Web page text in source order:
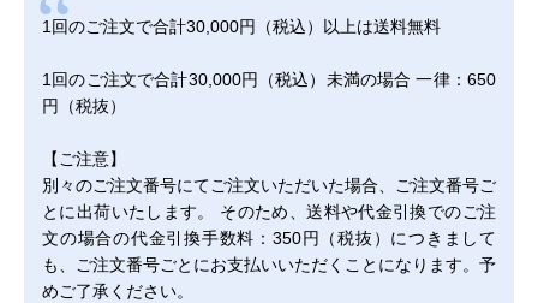
1回のご注文で合計30,000円（税込）以上は送料無料
1回のご注文で合計30,000円（税込）未満の場合 一律：650
円（税抜）
【ご注意】
別々のご注文番号にてご注文いただいた場合、ご注文番号ご
とに出荷いたします。 そのため、送料や代金引換でのご注
文の場合の代金引換手数料：350円（税抜）につきまして
も、ご注文番号ごとにお支払いいただくことになります。予
めご了承ください。